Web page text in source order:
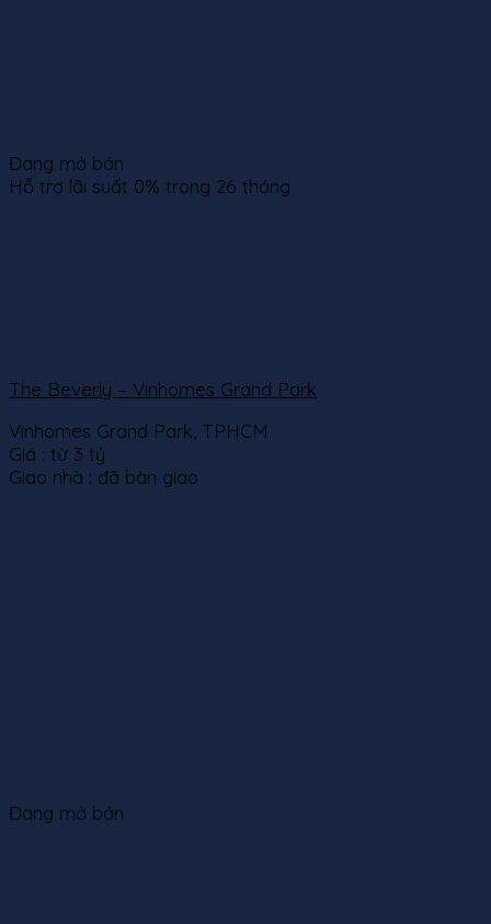
Đang mở bán
Hỗ trợ lãi suất 0% trong 26 tháng
The Beverly – Vinhomes Grand Park
Vinhomes Grand Park, TPHCM
Giá : từ 3 tỷ
Giao nhà : đã bàn giao
Đang mở bán